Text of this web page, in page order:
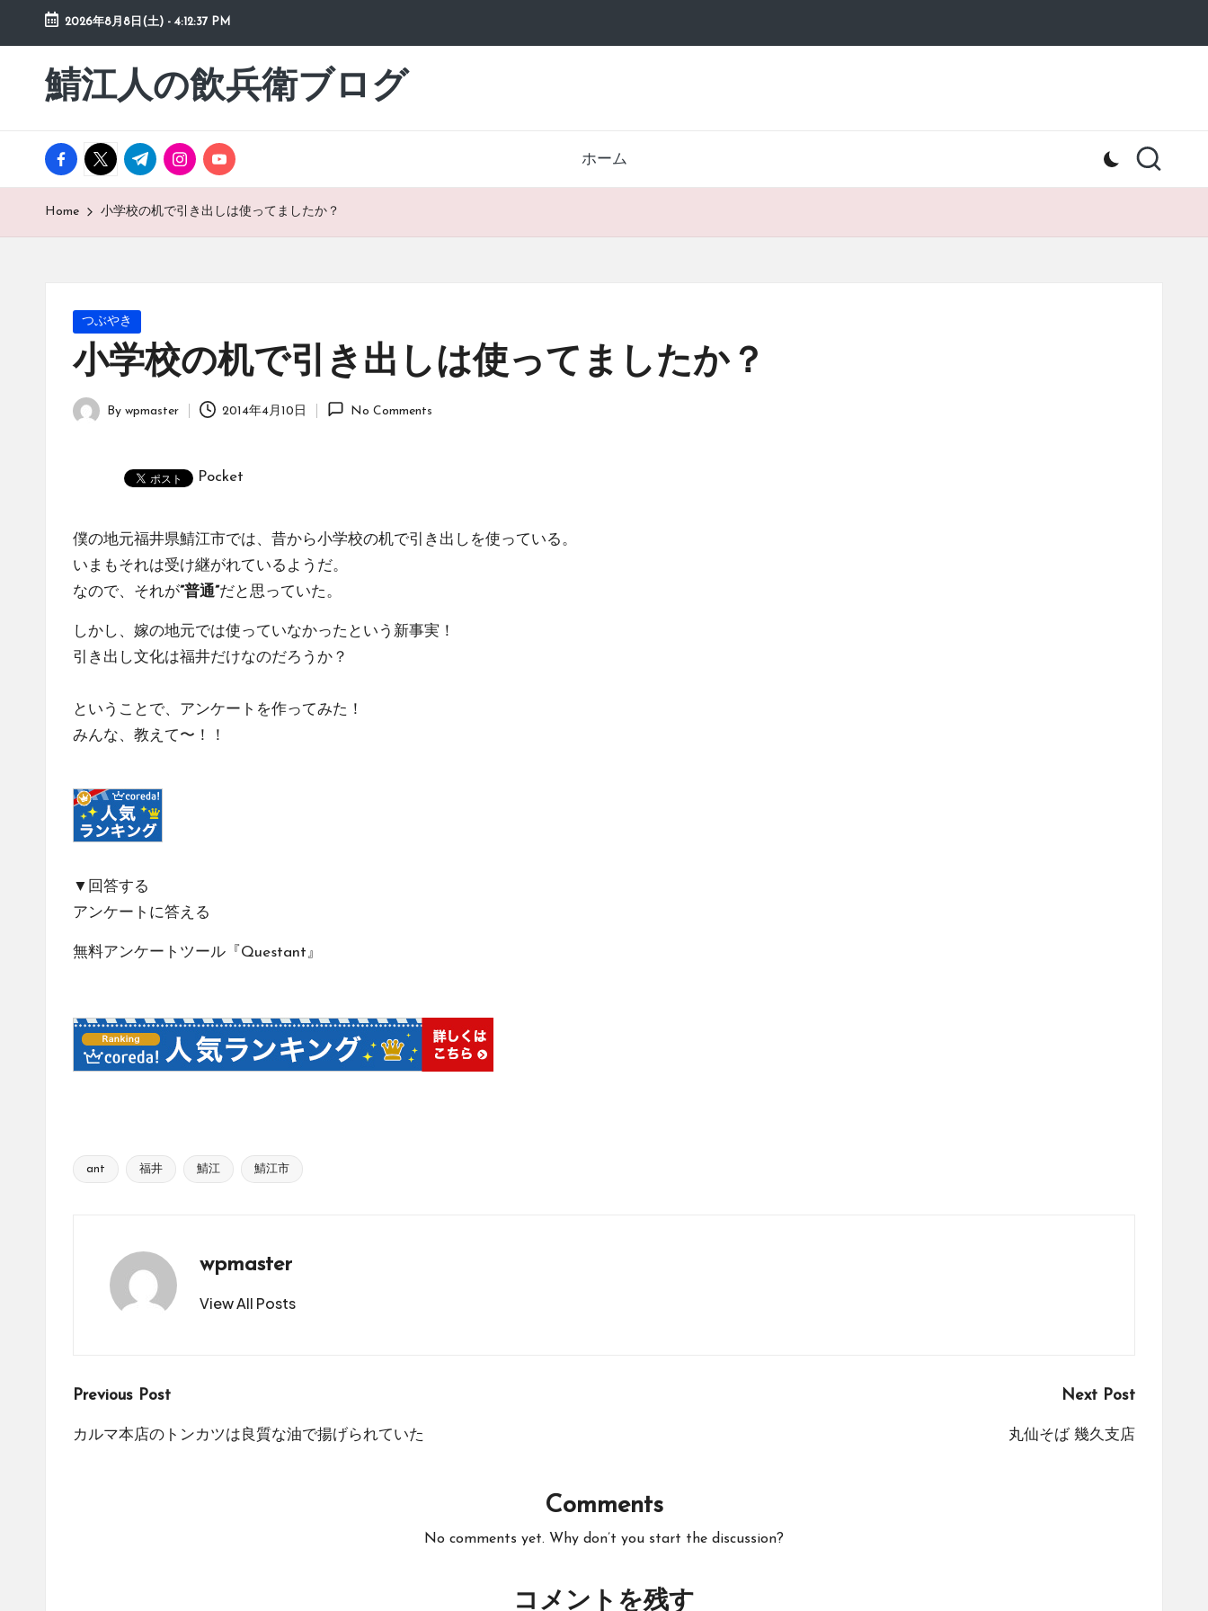
Skip
content
2026年8月8日(土) - 4:12:38 PM
鯖江人の飲兵衛ブログ
日々
の
然
草
facebook.com
twitter.com
t.me instagram.com
youtube.com ホーム
Home 小学校の机で引き出しは使ってましたか？
Posted
つぶやき
小学校の机で引き出しは使ってましたか？
Posted
By wpmaster 2014年4月10日 No Comments
Pocket
僕の地元福井県鯖江市では、昔から小学校の机で引き出しを使っている。
いまもそれは受け継がれているようだ。
なので、それが”普通”だと思っていた。
しかし、嫁の地元では使っていなかったという新事実！
引き出し文化は福井だけなのだろうか？
ということで、アンケートを作ってみた！
みんな、教えて〜！！
▼回答する
アンケートに答える
無料アンケートツール『Questant』
Tags:
ant 福井 鯖江 鯖江市
wpmaster
View All Posts
Post
navigation
Previous Post
カルマ本店のトンカツは良質な油で揚げられていた
Next Post
丸仙そば 幾久支店
Comments
No comments yet. Why don’t you start the discussion?
コメントを残す